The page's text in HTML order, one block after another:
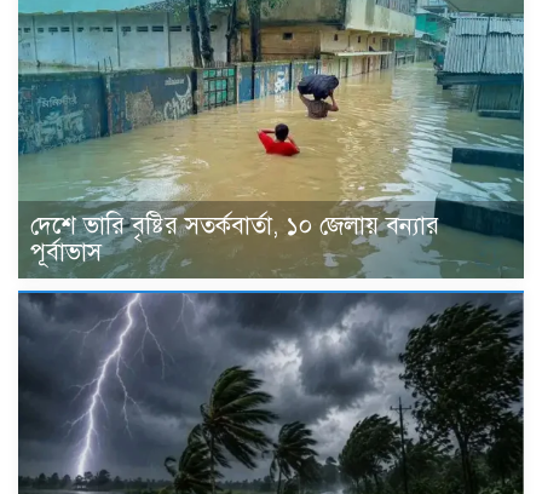
দেশে ভারি বৃষ্টির সতর্কবার্তা, ১০ জেলায় বন্যার
পূর্বাভাস